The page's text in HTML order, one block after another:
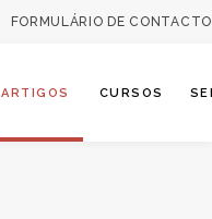
FORMULÁRIO DE CONTACTO
ARTIGOS Abrir
CURSOS